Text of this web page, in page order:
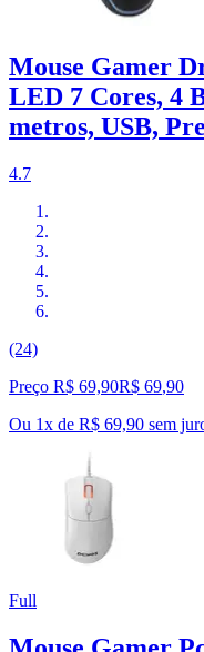
Mouse Gamer
LED 7 Cores, 4
metros, USB,
4.7
(24)
Preço R$ 69,90R$ 69,90
Ou 1x de R$ 69,90 sem
Full